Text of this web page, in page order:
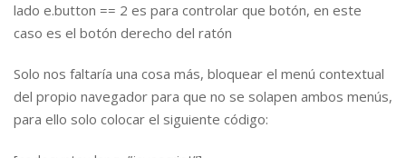
lado e.button == 2 es para controlar que botón, en este
caso es el botón derecho del ratón
Solo nos faltaría una cosa más, bloquear el menú contextual
del propio navegador para que no se solapen ambos menús,
para ello solo colocar el siguiente código: